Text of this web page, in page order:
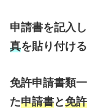
申請書を記入
真を貼り付ける
免許申請書類
た申請書と免